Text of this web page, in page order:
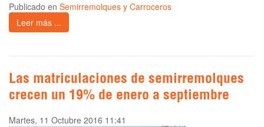
Publicado en Semirremolques y Carroceros
Leer más ...
Las matriculaciones de semirremolques
crecen un 19% de enero a septiembre
Martes, 11 Octubre 2016 11:41